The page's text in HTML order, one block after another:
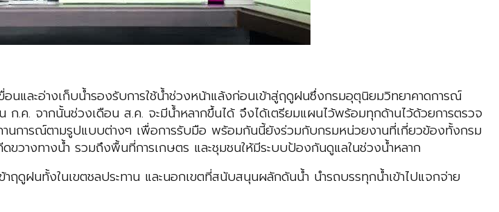
อนและอ่างเก็บน้ำรองรับการใช้น้ำช่วงหน้าแล้งก่อนเข้าสู่ฤดูฝนซึ่งกรมอุตุนิยมวิทยาคาดการณ์
.ค. จากนั้นช่วงเดือน ส.ค. จะมีน้ำหลากขึ้นได้ จึงได้เตรียมแผนไว้พร้อมทุกด้านไว้ด้วยการตรวจ
การณ์ตามรูปแบบต่างๆ เพื่อการรับมือ พร้อมกันนี้ยังร่วมกับกรมหน่วยงานที่เกี่ยวข้องทั้งกรม
วางทางน้ำ รวมถึงพื้นที่การเกษตร และชุมชนให้มีระบบป้องกันดูแลในช่วงน้ำหลาก
าฤดูฝนทั้งในเขตชลประทาน และนอกเขตที่สนับสนุนผลักดันน้ำ นำรถบรรทุกน้ำเข้าไปแจกจ่าย